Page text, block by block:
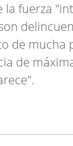
la fuerza
de mucha
de